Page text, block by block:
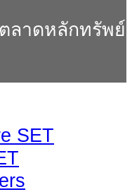
ลาดหลักทรัพย์
SET